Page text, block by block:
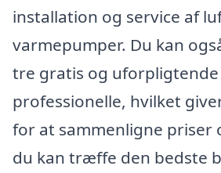
installation og service af
varmepumper. Du kan
tre gratis og
professionelle, hvilket
for at sammenligne priser
du kan træffe den bedste